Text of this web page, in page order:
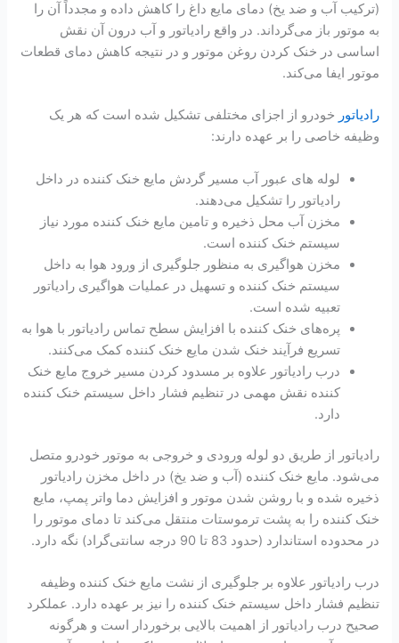
(ترکیب آب و ضد یخ) دمای مایع داغ را کاهش داده و مجدداً آن را
به موتور باز می‌گرداند. در واقع رادیاتور و آب درون آن نقش
اساسی در خنک کردن روغن موتور و در نتیجه کاهش دمای قطعات
موتور ایفا می‌کند.
رادیاتور خودرو از اجزای مختلفی تشکیل شده است که هر یک
وظیفه خاصی را بر عهده دارند:
لوله های عبور آب مسیر گردش مایع خنک کننده در داخل
رادیاتور را تشکیل می‌دهند.
مخزن آب محل ذخیره و تامین مایع خنک کننده مورد نیاز
سیستم خنک کننده است.
مخزن هواگیری به منظور جلوگیری از ورود هوا به داخل
سیستم خنک کننده و تسهیل در عملیات هواگیری رادیاتور
تعبیه شده است.
پره‌های خنک کننده با افزایش سطح تماس رادیاتور با هوا به
تسریع فرآیند خنک شدن مایع خنک کننده کمک می‌کنند.
درب رادیاتور علاوه بر مسدود کردن مسیر خروج مایع خنک
کننده نقش مهمی در تنظیم فشار داخل سیستم خنک کننده
دارد.
رادیاتور از طریق دو لوله ورودی و خروجی به موتور خودرو متصل
می‌شود. مایع خنک کننده (آب و ضد یخ) در داخل مخزن رادیاتور
ذخیره شده و با روشن شدن موتور و افزایش دما واتر پمپ، مایع
خنک کننده را به پشت ترموستات منتقل می‌کند تا دمای موتور را
در محدوده استاندارد (حدود 83 تا 90 درجه سانتی‌گراد) نگه دارد.
درب رادیاتور علاوه بر جلوگیری از نشت مایع خنک کننده وظیفه
تنظیم فشار داخل سیستم خنک کننده را نیز بر عهده دارد. عملکرد
صحیح درب رادیاتور از اهمیت بالایی برخوردار است و هرگونه